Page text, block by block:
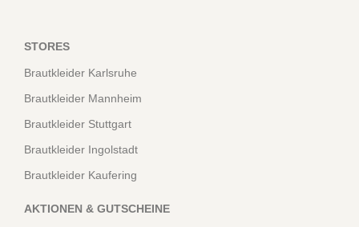
STORES
Brautkleider Karlsruhe
Brautkleider Mannheim
Brautkleider Stuttgart
Brautkleider Ingolstadt
Brautkleider Kaufering
AKTIONEN & GUTSCHEINE